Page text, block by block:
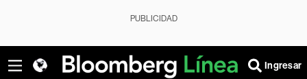
PUBLICIDAD
Ingresar